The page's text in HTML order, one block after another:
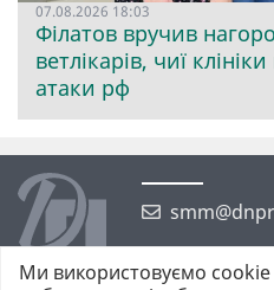
07.08.2026 18:03
Філатов вручив
ветлікарів, чиї
атаки рф
Ми використовуємо